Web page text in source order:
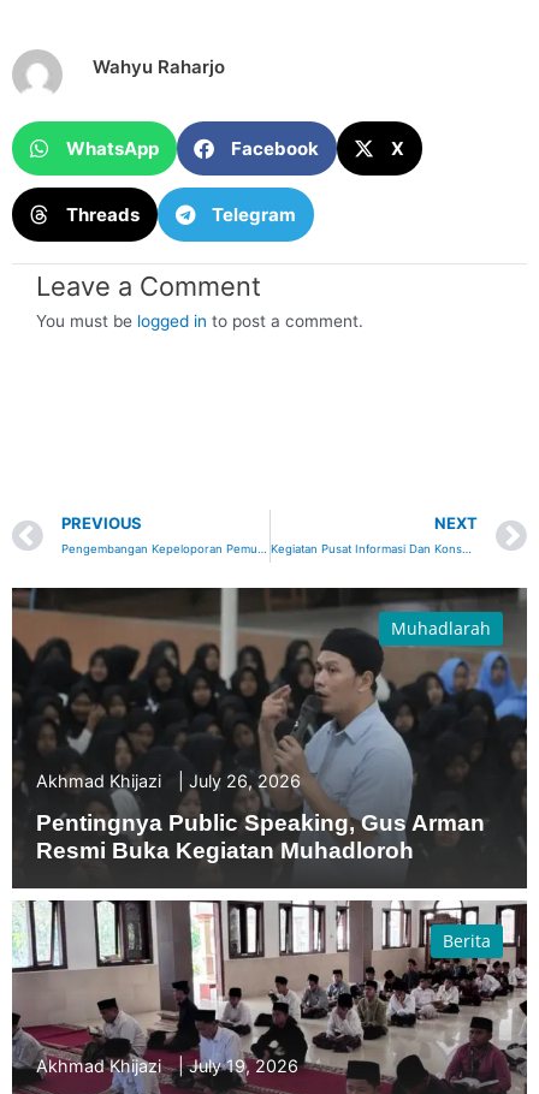
Wahyu Raharjo
WhatsApp Facebook X
Threads Telegram
Leave a Comment
You must be logged in to post a comment.
Prev
PREVIOUS
Pengembangan Kepeloporan Pemuda dalam Rangka Memperingati Hari Sumpah Pemuda
NEXT
Kegiatan Pusat Informasi Dan Konseling-Remaja
Akhmad Khijazi July 26, 2026
Pentingnya Public Speaking, Gus Arman
Resmi Buka Kegiatan Muhadloroh
Muhadlarah
Akhmad Khijazi July 19, 2026
Berita